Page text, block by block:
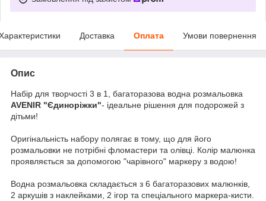
Доставка Оплата Умови повернення
Опис
Набір для творчості 3 в 1, багаторазова водна розмальовка
AVENIR "Єдиноріжки"- ідеальне рішення для подорожей з
дітьми!
Оригінальність набору полягає в тому, що для його
розмальовки не потрібні фломастери та олівці. Колір малюнка
проявляється за допомогою "чарівного" маркеру з водою!
Водна розмальовка складається з 6 багаторазових малюнків,
2 аркушів з наклейками, 2 ігор та спеціального маркера-кисти.